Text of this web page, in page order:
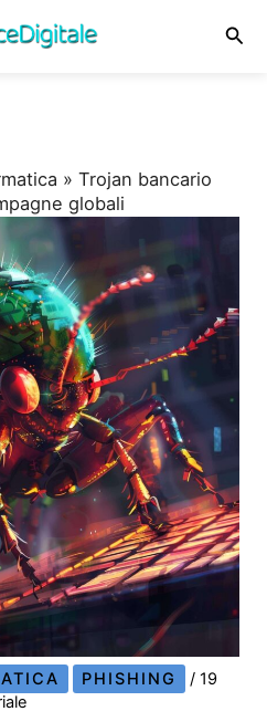
»Trojan bancario
globali
PHISHING /19